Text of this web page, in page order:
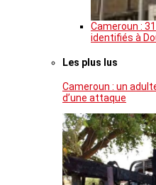
Cameroun :
identifiés à
Les plus lus
Cameroun : un
d’une attaque